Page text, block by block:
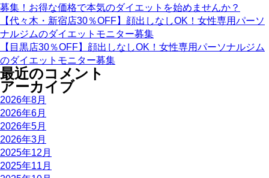
募集！お得な価格で本気のダイエットを始めませんか？
【代々木・新宿店30％OFF】顔出しなしOK！女性専用パーソ
ナルジムのダイエットモニター募集
【目黒店30％OFF】顔出しなしOK！女性専用パーソナルジム
のダイエットモニター募集
最近のコメント
アーカイブ
2026年8月
2026年6月
2026年5月
2026年3月
2025年12月
2025年11月